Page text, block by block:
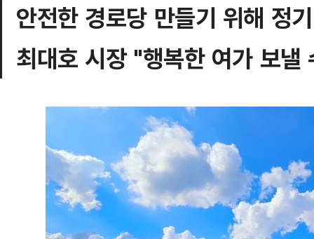
안전한 경로당 만들기 위해 정
최대호 시장 "행복한 여가 보낼